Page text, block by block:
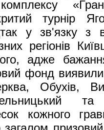
турнір
у зв'язку з
регіонів
адже
фонд
Обухів,
кожного